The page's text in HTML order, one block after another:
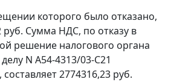
которого было отказано,
руб. Сумма НДС, по отказу в
решение налогового органа
N А54-4313/03-С21
2774316,23 руб.